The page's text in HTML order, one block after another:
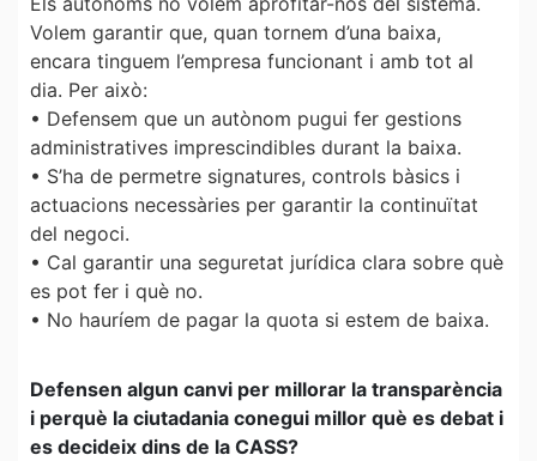
Volem garantir que, quan tornem d’una baixa,
encara tinguem l’empresa funcionant i amb tot al
dia. Per això:
• Defensem que un autònom pugui fer gestions
administratives imprescindibles durant la baixa.
• S’ha de permetre signatures, controls bàsics i
actuacions necessàries per garantir la continuïtat
del negoci.
• Cal garantir una seguretat jurídica clara sobre què
es pot fer i què no.
• No hauríem de pagar la quota si estem de baixa.
Defensen algun canvi per millorar la transparència
i perquè la ciutadania conegui millor què es debat i
es decideix dins de la CASS?